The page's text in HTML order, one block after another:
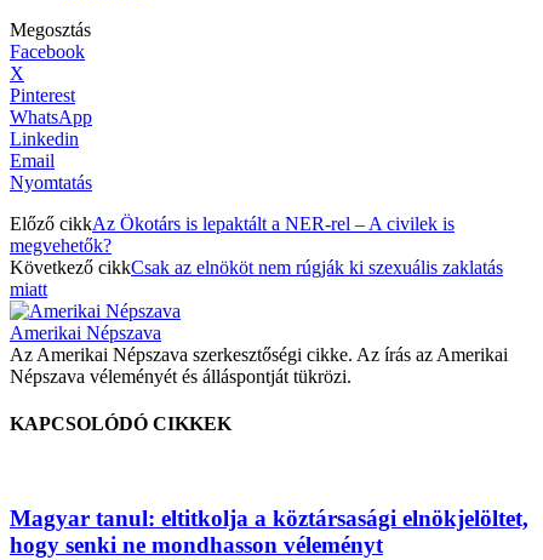
Megosztás
Facebook
X
Pinterest
WhatsApp
Linkedin
Email
Nyomtatás
Előző cikkAz Ökotárs is lepaktált a NER-rel – A civilek is
megvehetők?
Következő cikkCsak az elnököt nem rúgják ki szexuális zaklatás
miatt
Amerikai Népszava
Az Amerikai Népszava szerkesztőségi cikke. Az írás az Amerikai
Népszava véleményét és álláspontját tükrözi.
KAPCSOLÓDÓ CIKKEK
Magyar tanul: eltitkolja a köztársasági elnökjelöltet,
hogy senki ne mondhasson véleményt